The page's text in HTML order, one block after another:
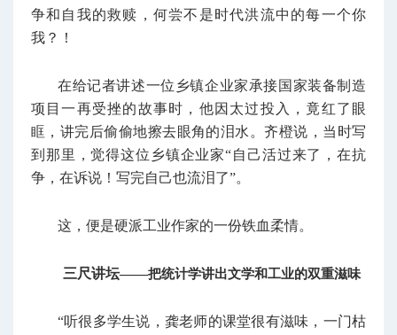
争和自我的救赎，何尝不是时代洪流中的每一个你
我？！
在给记者讲述一位乡镇企业家承接国家装备制造
项目一再受挫的故事时，他因太过投入，竟红了眼
眶，讲完后偷偷地擦去眼角的泪水。齐橙说，当时写
到那里，觉得这位乡镇企业家“自己活过来了，在抗
争，在诉说！写完自己也流泪了”。
这，便是硬派工业作家的一份铁血柔情。
三尺讲坛——把统计学讲出文学和工业的双重滋味
“听很多学生说，龚老师的课堂很有滋味，一门枯